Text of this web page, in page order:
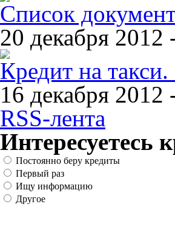
Список
20 декабря 2012
Кредит на
16 декабря 2012
RSS-лента
Интересуетесь
Постоянно беру кредиты
Первый раз
Ищу информацию
Другое